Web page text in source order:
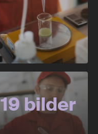
19 bilder